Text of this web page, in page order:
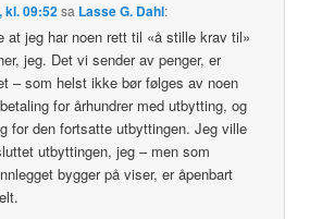
kl. 09:52sa Lasse G. Dahl:
at jeg har noen rett til «å stille krav til»
jeg. Det vi sender av penger, er
– som helst ikke bør følges av noen
for århundrer med utbytting, og
for den fortsatte utbyttingen. Jeg ville
utbyttingen, jeg – men som
bygger på viser, er åpenbart